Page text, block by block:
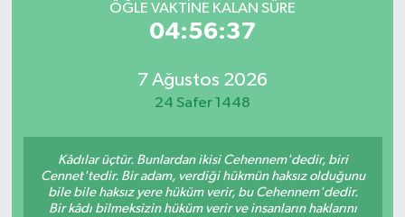
ÖĞLE VAKTINE KALAN SÜRE
04:56:37
7 Ağustos 2026
24 Safer 1448
Kâdılar üçtür. Bunlardan ikisi Cehennem'dedir, biri
Cennet'tedir. Bir adam, verdiği hükmün haksız olduğunu
bile bile haksız yere hüküm verir, bu Cehennem'dedir.
Bir kâdı bilmeksizin hüküm verir ve insanların haklarını